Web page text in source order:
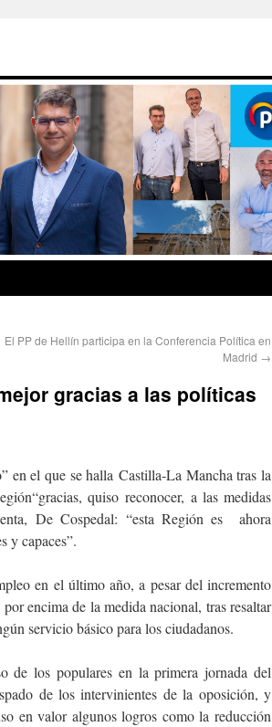
El PP de Hellín participa en la Conferencia Política en
Madrid →
gracias a las políticas
en el que se halla Castilla-La Mancha tras la
quiso reconocer, a las medidas
De Cospedal: “esta Región es ahora
y capaces”.
en el último año, a pesar del incremento
encima de la medida nacional, tras resaltar
servicio básico para los ciudadanos.
de los populares en la primera jornada del
de los intervinientes de la oposición, y
en valor algunos logros como la reducción